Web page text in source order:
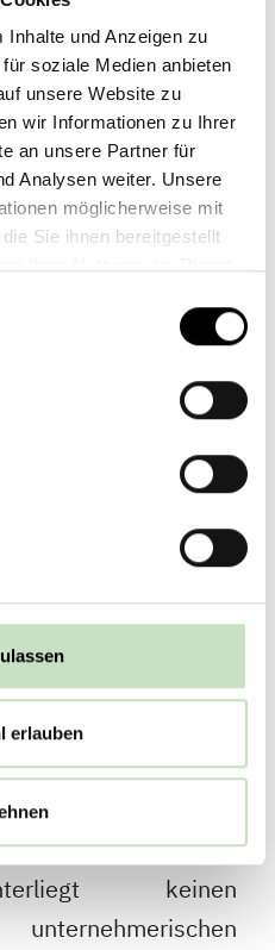
und Anzeigen zu
soziale Medien anbieten
unsere Website zu
wir Informationen zu Ihrer
an unsere Partner für
Analysen weiter. Unsere
möglicherweise mit
Sie ihnen bereitgestellt
erlauben
Goals“ sind
konkreter definiert und
Im Rahmen unseres
fordern wir von
Ansätzen zu
sozialen Faktoren
von ISS ESG erhält
mit einem
von 56 ein C+ und
„Prime“ Status.
wird die
Hier erhält VINCI
“. Auch Governance,
für die
„unliebsamer
wird sehr gut mit
Unternehmen sieht
den besten zehn
keinen
unternehmerischen